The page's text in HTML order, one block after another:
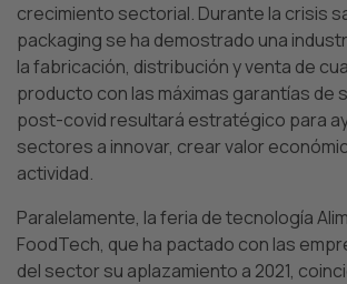
crecimiento sectorial. Durante la crisis
packaging se ha demostrado una
la fabricación, distribución y venta de
producto con las máximas garantías de
post-covid resultará estratégico para
sectores a innovar, crear valor
actividad.
Paralelamente, la feria de tecnología
FoodTech, que ha pactado con las
del sector su aplazamiento a 2021,